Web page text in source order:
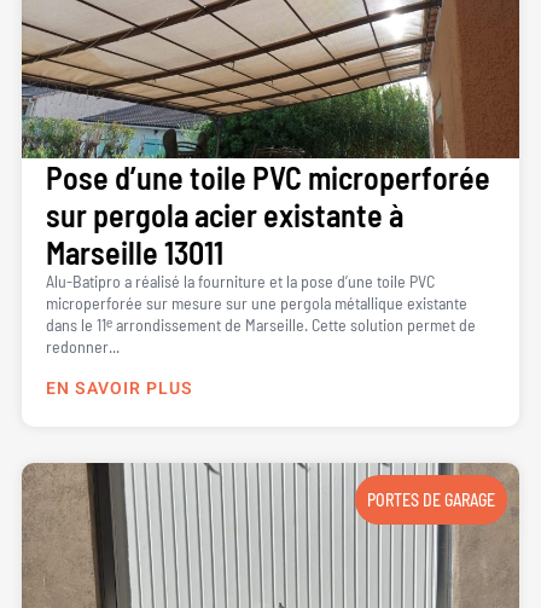
Pose d’une toile PVC microperforée
sur pergola acier existante à
Marseille 13011
Alu-Batipro a réalisé la fourniture et la pose d’une toile PVC
microperforée sur mesure sur une pergola métallique existante
dans le 11ᵉ arrondissement de Marseille. Cette solution permet de
redonner...
EN SAVOIR PLUS
PORTES DE GARAGE